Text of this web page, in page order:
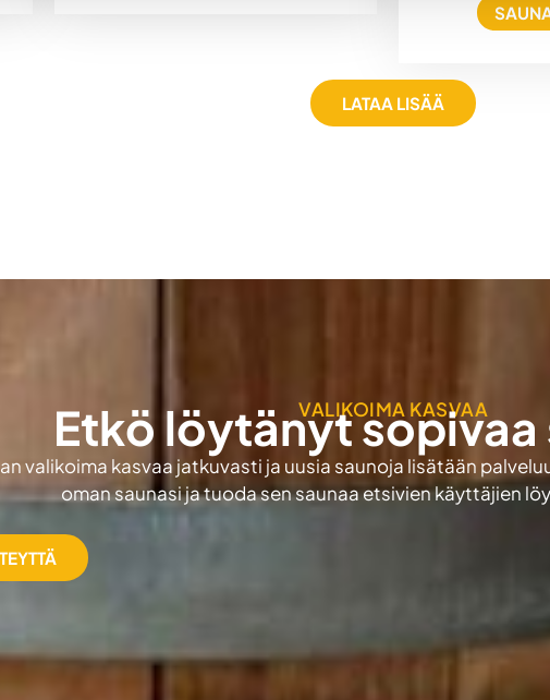
LATAA LISÄÄ
VALIKOIMA KASVAA
Etkö löytänyt sopivaa
valikoima kasvaa jatkuvasti ja uusia saunoja lisätään
oman saunasi ja tuoda sen saunaa etsivien käyttäjien